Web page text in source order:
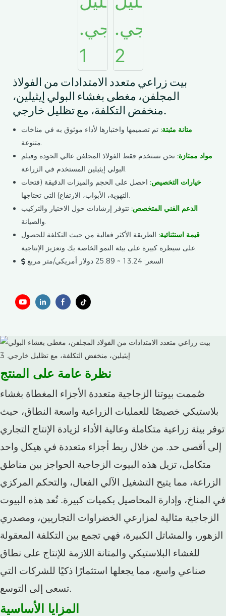
بيت زراعي متعدد الامتدادات من الفولاذ
المجلفن، مغطى بغشاء البولي إيثيلين،
منخفض التكلفة، مع تظليل خارجي.
متانة مثبتة: تم تصميمها واختبارها لأداء موثوق به في مناخات
متنوعة.
مواد ممتازة: نحن نستخدم فقط الفولاذ المجلفن عالي الجودة وفيلم
البولي إيثيلين المستخدم في الزراعة.
خيارات التخصيص: احصل على الحجم والميزات الدقيقة (فتحات
التهوية، الأبواب، الارتفاع) التي تحتاجها.
الدعم الفني المتخصص: تتوفر إرشادات حول الاختيار والتركيب
والصيانة.
قيمة استثنائية: الطريقة الأكثر فعالية من حيث التكلفة للحصول
على سيطرة كبيرة على بيئة النمو الخاصة بك وتعزيز الإنتاجية.
السعر: 13.24 ~ 25.89 دولار أمريكي/متر مربع
نظرة عامة على المنتج
صُممت بيوتنا الزجاجية متعددة الأجزاء المغطاة بغشاء
بلاستيكي خصيصًا للعمليات الزراعية واسعة النطاق، حيث
توفر بيئة زراعية متكاملة وعالية الأداء لزيادة الإنتاج التجاري
إلى أقصى حد. من خلال ربط أجزاء متعددة في هيكل واحد
متكامل، تزيل هذه البيوت الزجاجية الحواجز بين مناطق
الزراعة، مما يتيح التشغيل الآلي الفعال، والتحكم المركزي
في المناخ، وإدارة المحاصيل بكميات كبيرة. تُعد هذه البيوت
الزجاجية مثالية لمزارعي الخضراوات التجاريين، ومصدري
الزهور، والمشاتل الكبيرة، فهي تجمع بين التكلفة المعقولة
للغشاء البلاستيكي والمتانة اللازمة للإنتاج على نطاق
صناعي واسع، مما يجعلها استثمارًا ذكيًا للشركات التي
تسعى إلى التوسع.
المزايا الأساسية